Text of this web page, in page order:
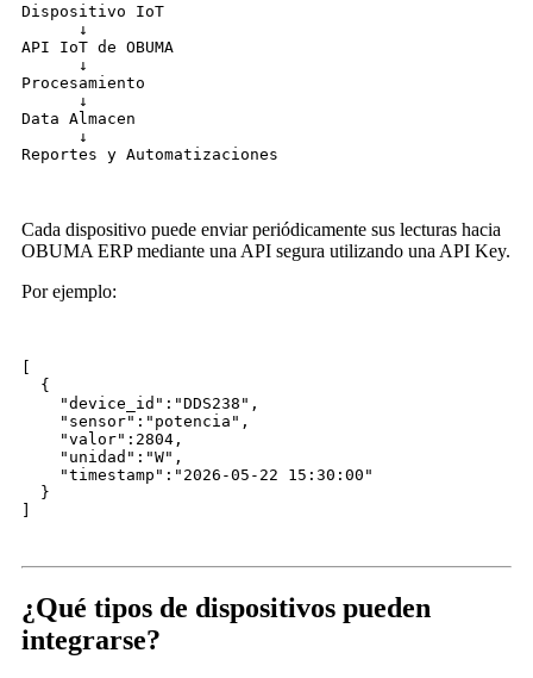
Dispositivo IoT
      ↓
API IoT de OBUMA
      ↓
Procesamiento
      ↓
Data Almacen
      ↓
Reportes y Automatizaciones
Cada dispositivo puede enviar periódicamente sus lecturas hacia
OBUMA ERP mediante una API segura utilizando una API Key.
Por ejemplo:
  {
    "device_id":
"DDS238" ,
    "sensor":
"potencia" ,
    "valor":
2804 ,
    "unidad":
"W" ,
    "timestamp":
"2026-05-22 15:30:00"
  }
¿Qué tipos de dispositivos pueden
integrarse?